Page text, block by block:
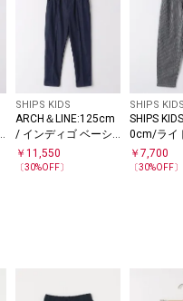
SHIPS KIDS
ARCH＆LINE:125cm
/ インディゴ ベーシ
ック パンツ
￥ 11,550
〔30%OFF〕
SHIPS
SHIPS
0cm/ライ
パンツ
￥7,700
〔30%OFF〕